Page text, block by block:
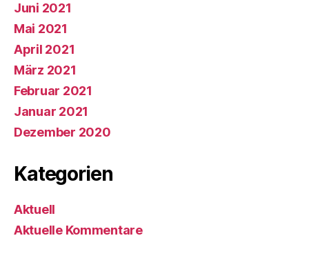
Juni 2021
Mai 2021
April 2021
März 2021
Februar 2021
Januar 2021
Dezember 2020
Kategorien
Aktuell
Aktuelle Kommentare